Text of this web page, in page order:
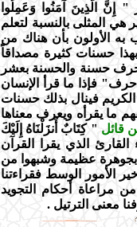
إِنَّ الَّذِينَ آمَنُوا وَعَمِلُوا
المثلى بالنسبة لتعلم
به الأولون بأن هناك من
حسنات كثيرة مصداقاً
حسنة والحسنة بعشر
فإذا ما قرأ الإنسان
فينال بذلك حسنات
ما يقرأه ويعرف معناها
قائل " كِتَابٌ أَنزَلْنَاهُ إِلَيْكَ
القارئ الذي يقرا القرآن
بجوهرة عظيمة وشبهوا من
الأمور الوسط فقراءتنا
مراعاة أحكام التجويد
معنى الترتيل .